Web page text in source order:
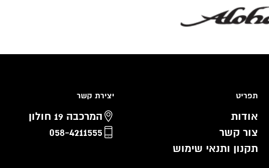
תפריט
אודות
צור קשר
תקנון ותנאי שימוש
יצירת קשר
המרכבה 19 חולון
058-4211555